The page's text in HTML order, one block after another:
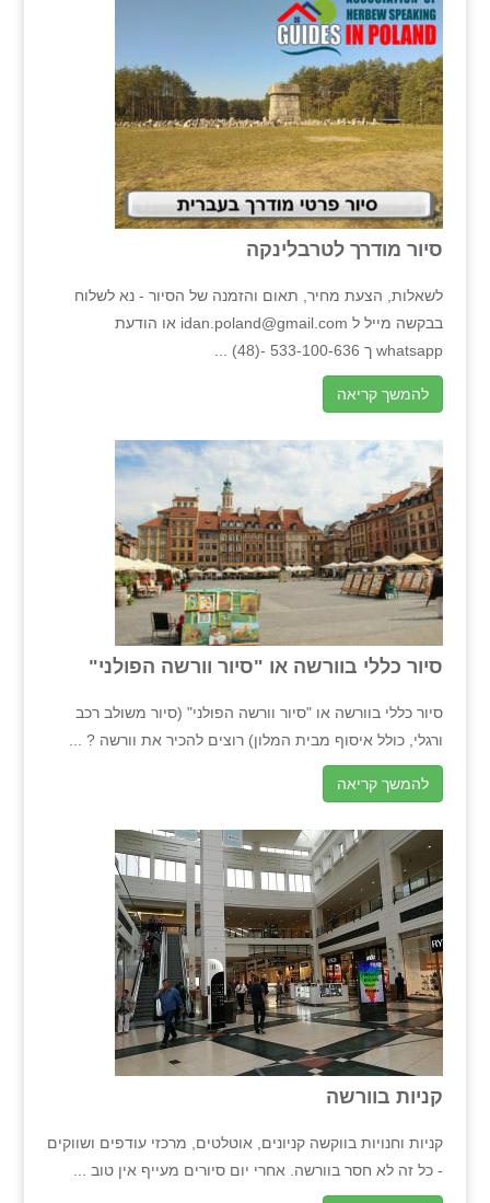
סיור מודרך לטרבלינקה
לשאלות, הצעת מחיר, תאום והזמנה של הסיור - נא לשלוח
בבקשה מייל ל idan.poland@gmail.com או הודעת
whatsapp ך 533-100-636 -(48) ...
להמשך קריאה
סיור כללי בוורשה או "סיור וורשה הפולני"
סיור כללי בוורשה או "סיור וורשה הפולני"​​ (סיור משולב רכב
ורגלי, כולל איסוף מבית המלון) רוצים להכיר את וורשה ? ...
להמשך קריאה
קניות בוורשה
קניות וחנויות בווקשה קניונים, אוטלטים, מרכזי עודפים ושווקים
- כל זה לא חסר בוורשה. אחרי יום סיורים מעייף אין טוב ...